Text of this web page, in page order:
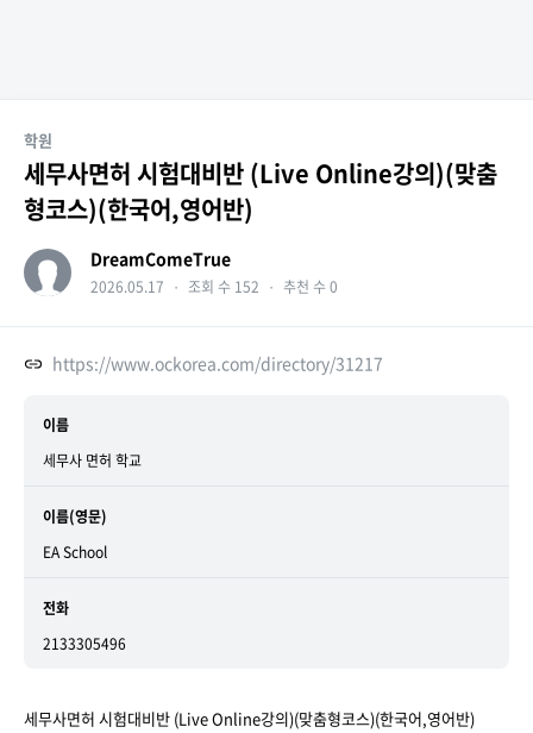
학원
세무사면허 시험대비반 (Live Online강의)(맞춤
형코스)(한국어,영어반)
DreamComeTrue
2026.05.17 ・ 조회 수 152 ・ 추천 수 0
https://www.ockorea.com/directory/31217
이름
세무사 면허 학교
이름(영문)
EA School
전화
2133305496
세무사면허 시험대비반 (Live Online강의)(맞춤형코스)(한국어,영어반)